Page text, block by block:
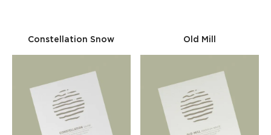
Constellation Snow Old Mill